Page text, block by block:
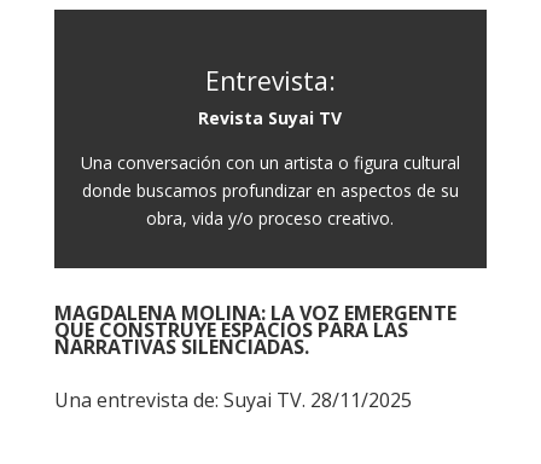
Entrevista:
Revista Suyai TV
Una conversación con un artista o figura cultural
donde buscamos profundizar en aspectos de su
obra, vida y/o proceso creativo.
MAGDALENA MOLINA: LA VOZ EMERGENTE
QUE CONSTRUYE ESPACIOS PARA LAS
NARRATIVAS SILENCIADAS.
Una entrevista de: Suyai TV. 28/11/2025